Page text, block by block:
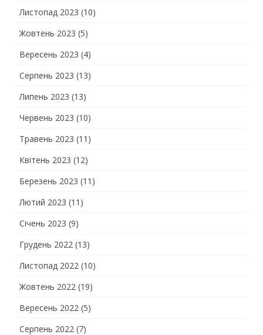
Листопад 2023 (10)
Жовтень 2023 (5)
Вересень 2023 (4)
Серпень 2023 (13)
Липень 2023 (13)
Червень 2023 (10)
Травень 2023 (11)
Квітень 2023 (12)
Березень 2023 (11)
Лютий 2023 (11)
Січень 2023 (9)
Грудень 2022 (13)
Листопад 2022 (10)
Жовтень 2022 (19)
Вересень 2022 (5)
Серпень 2022 (7)